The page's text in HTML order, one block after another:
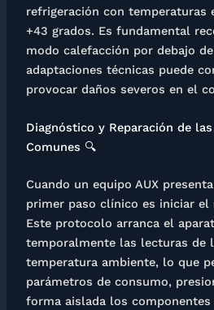
refrigeración con temperaturas
+43 grados. Es fundamental
modo calefacción por debajo
adaptaciones técnicas puede
provocar daños severos en el
Diagnóstico y Reparación de
Comunes 🔍
Cuando un equipo AUX
primer paso clínico es iniciar el
Este protocolo arranca el
temporalmente las lecturas de
temperatura ambiente, lo que
parámetros de consumo,
forma aislada los